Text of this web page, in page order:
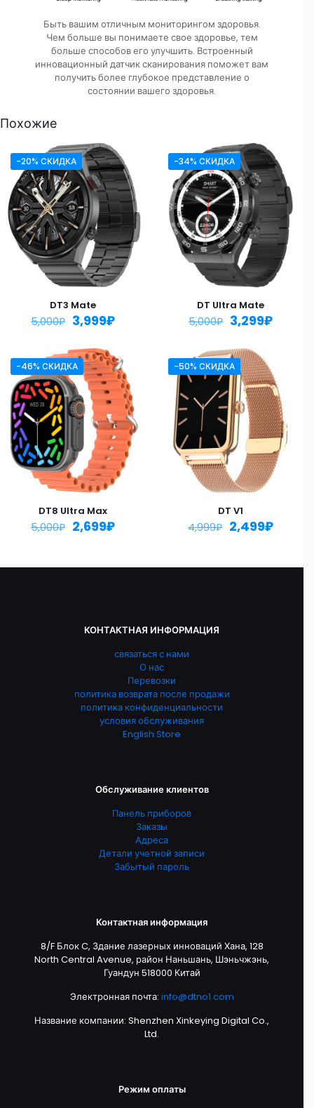
Быть вашим отличным мониторингом здоровья.
Чем больше вы понимаете свое здоровье, тем
больше способов его улучшить. Встроенный
инновационный датчик сканирования поможет вам
получить более глубокое представление о
состоянии вашего здоровья.
Похожие
-20% СКИДКА
DT3 Mate
5,000₽ 3,999₽
-34% СКИДКА
DT Ultra Mate
5,000₽ 3,299₽
-46% СКИДКА
DT8 Ultra Max
5,000₽ 2,699₽
-50% СКИДКА
DT V1
4,999₽ 2,499₽
КОНТАКТНАЯ ИНФОРМАЦИЯ
связаться с нами
О нас
Перевозки
политика возврата после продажи
политика конфиденциальности
условия обслуживания
English Store
Обслуживание клиентов
Панель приборов
Заказы
Адреса
Детали учетной записи
Забытый пароль
Контактная информация
8/F Блок C, Здание лазерных инноваций Хана, 128
North Central Avenue, район Наньшань, Шэньчжэнь,
Гуандун 518000 Китай
Электронная почта: info@dtno1.com
Название компании: Shenzhen Xinkeying Digital Co.,
Ltd.
Режим оплаты